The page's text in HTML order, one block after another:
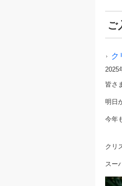
ご
ク
2025
皆さ
明日
今年
クリ
スー